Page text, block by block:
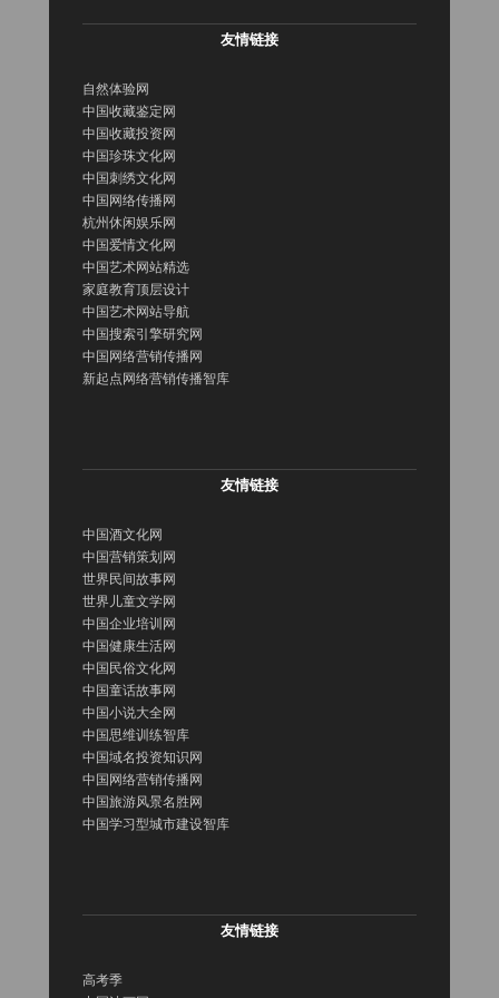
友情链接
自然体验网
中国收藏鉴定网
中国收藏投资网
中国珍珠文化网
中国刺绣文化网
中国网络传播网
杭州休闲娱乐网
中国爱情文化网
中国艺术网站精选
家庭教育顶层设计
中国艺术网站导航
中国搜索引擎研究网
中国网络营销传播网
新起点网络营销传播智库
友情链接
中国酒文化网
中国营销策划网
世界民间故事网
世界儿童文学网
中国企业培训网
中国健康生活网
中国民俗文化网
中国童话故事网
中国小说大全网
中国思维训练智库
中国域名投资知识网
中国网络营销传播网
中国旅游风景名胜网
中国学习型城市建设智库
友情链接
高考季